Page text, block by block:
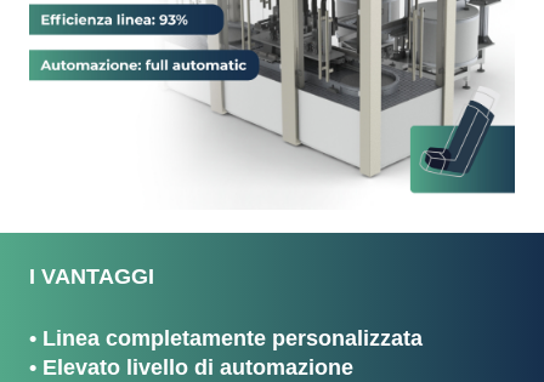
I VANTAGGI
• Linea completamente personalizzata
• Elevato livello di automazione